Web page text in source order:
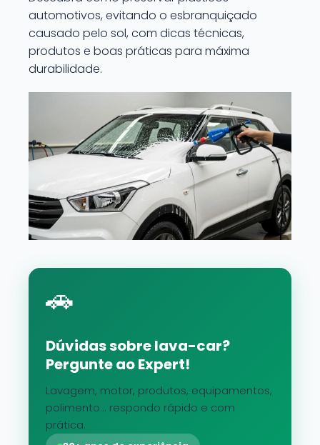
automotivos, evitando o esbranquiçado
causado pelo sol, com dicas técnicas,
produtos e boas práticas para máxima
durabilidade.
🚗
Dúvidas sobre lava-car?
Pergunte ao Expert!
Lavagem, motor, produtos, equipamentos,
polimento... respondo rápido e com
prática.